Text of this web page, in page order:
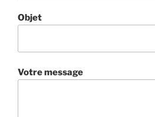
Objet
Votre message